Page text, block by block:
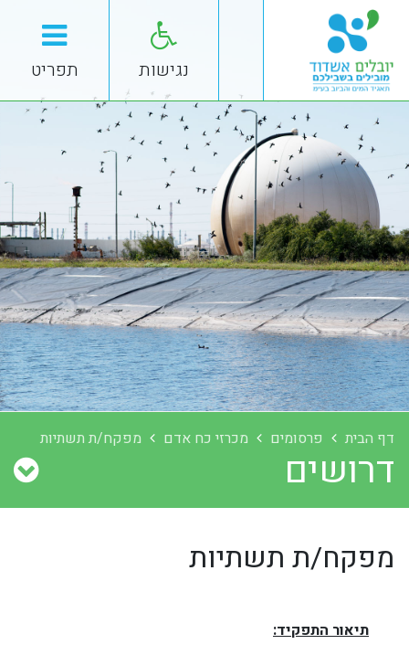
נגישות תפריט
דף הבית פרסומים מכרזי כח אדם מפקח/ת תשתיות
דרושים
מפקח/ת תשתיות
תיאור התפקיד: